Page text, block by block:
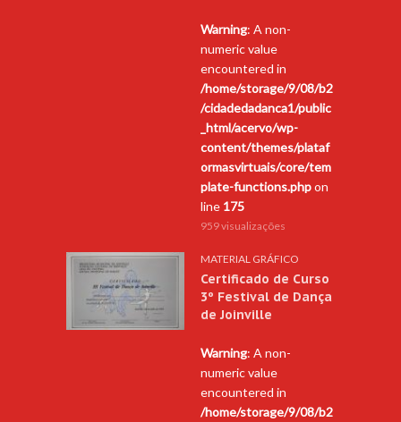
Warning: A non-
numeric value
encountered in
/home/storage/9/08/b2
/cidadedadanca1/public
_html/acervo/wp-
content/themes/plataf
ormasvirtuais/core/tem
plate-functions.phpon
line 175
959 visualizações
MATERIAL GRÁFICO
Certificado de Curso
3º Festival de Dança
de Joinville
Warning: A non-
numeric value
encountered in
/home/storage/9/08/b2